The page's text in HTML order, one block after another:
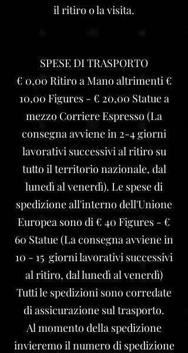
il ritiro o la visita.
SPESE DI TRASPORTO
€ 0,00 Ritiro a Mano altrimenti €
10,00 Figures - € 20,00 Statue a
mezzo Corriere Espresso (La
consegna avviene in 2-4 giorni
lavorativi successivi al ritiro su
tutto il territorio nazionale, dal
lunedì al venerdì). Le spese di
spedizione all'interno dell'Unione
Europea sono di € 40 Figures - €
60 Statue (La consegna avviene in
10 - 15 giorni lavorativi successivi
al ritiro, dal lunedì al venerdì)
Tutti le spedizioni sono corredate
di assicurazione sul trasporto.
Al momento della spedizione
invieremo il numero di spedizione